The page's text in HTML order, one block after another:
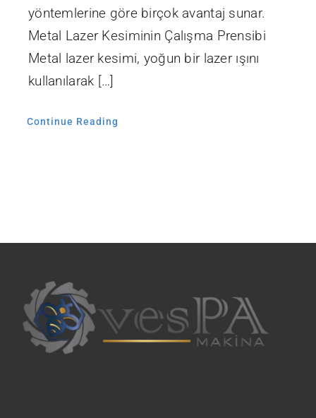
yöntemlerine göre birçok avantaj sunar.
Metal Lazer Kesiminin Çalışma Prensibi
Metal lazer kesimi, yoğun bir lazer ışını
kullanılarak […]
Continue Reading